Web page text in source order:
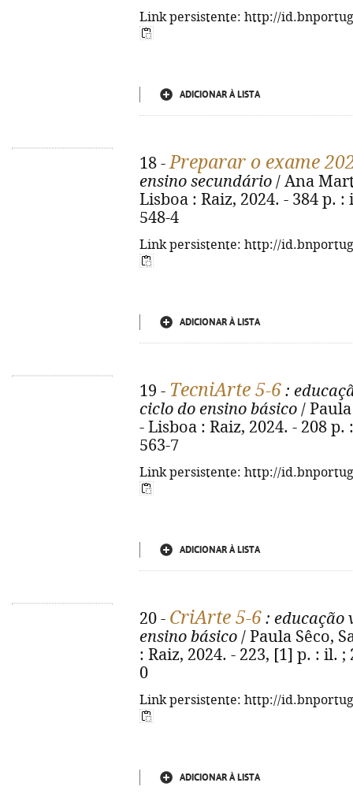
Link persistente: http://
ADICIONAR À LISTA
18 -Preparar o exame
ensino secundário / Ana
Lisboa : Raiz, 2024. - 384 p. :
548-4
Link persistente: http://
ADICIONAR À LISTA
19 - TecniArte 5-6 :
ciclo do ensino básico /
- Lisboa : Raiz, 2024. - 208 p.
563-7
Link persistente: http://
ADICIONAR À LISTA
20 - CriArte 5-6 : educação
ensino básico / Paula Sêco,
: Raiz, 2024. - 223, [1] p. : il. ;
0
Link persistente: http://
ADICIONAR À LISTA